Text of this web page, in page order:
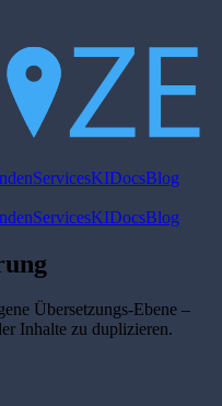
ServicesKIDocsBlog
ServicesKIDocsBlog
Übersetzungs-Ebene –
Inhalte zu duplizieren.